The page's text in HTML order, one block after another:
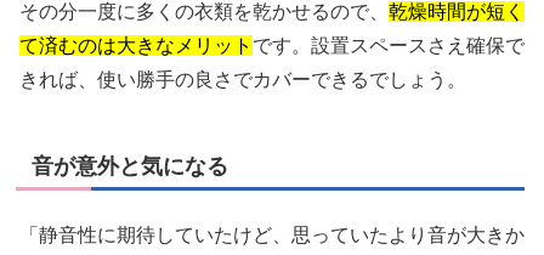
その分一度に多くの衣類を乾かせるので、 乾燥時間が短く
て済むのは大きなメリット です。設置スペースさえ確保で
きれば、使い勝手の良さでカバーできるでしょう。
音が意外と気になる
「静音性に期待していたけど、思っていたより音が大きか